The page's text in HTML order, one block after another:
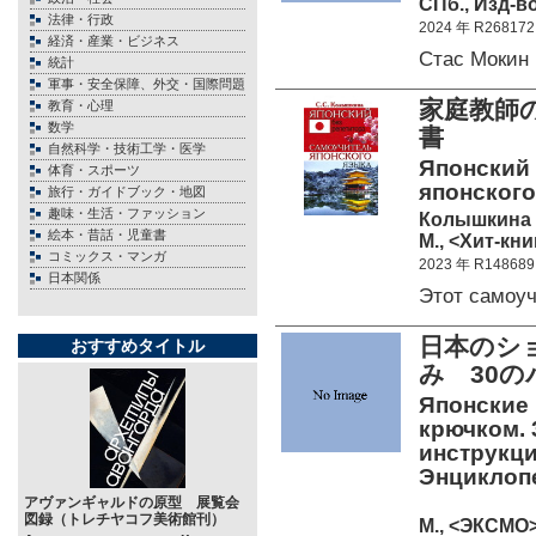
法律・行政
経済・産業・ビジネス
統計
軍事・安全保障、外交・国際問題
教育・心理
数学
自然科学・技術工学・医学
体育・スポーツ
旅行・ガイドブック・地図
趣味・生活・ファッション
絵本・昔話・児童書
コミックス・マンガ
日本関係
おすすめタイトル
アヴァンギャルドの原型 展覧会
図録（トレチヤコフ美術館刊）
2024 年 R268172
Стас Мокин
家庭教師
書
Японский
Колышкина
М., <Хит-
2023 年 R148689
Этот
日本の
み 30の
крючком.
М.,